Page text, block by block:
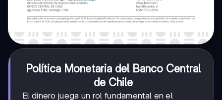
Política Monetaria del Banco Central
de Chile
El dinero juega un rol fundamental en el